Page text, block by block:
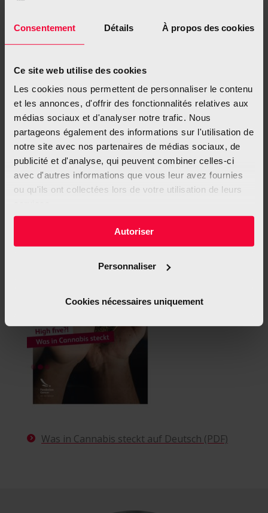
Consentement Détails À propos des cookies
Ce site web utilise des cookies
Les cookies nous permettent de personnaliser le contenu
et les annonces, d'offrir des fonctionnalités relatives aux
médias sociaux et d'analyser notre trafic. Nous
partageons également des informations sur l'utilisation de
notre site avec nos partenaires de médias sociaux, de
publicité et d'analyse, qui peuvent combiner celles-ci
avec d'autres informations que vous leur avez fournies
ou qu'ils ont collectées lors de votre utilisation de leurs
Autoriser
Personnaliser
Cookies nécessaires uniquement
Qu’est-ce que le cannabis auf Französisch
Was in Cannabis steckt auf Deutsch (PDF)